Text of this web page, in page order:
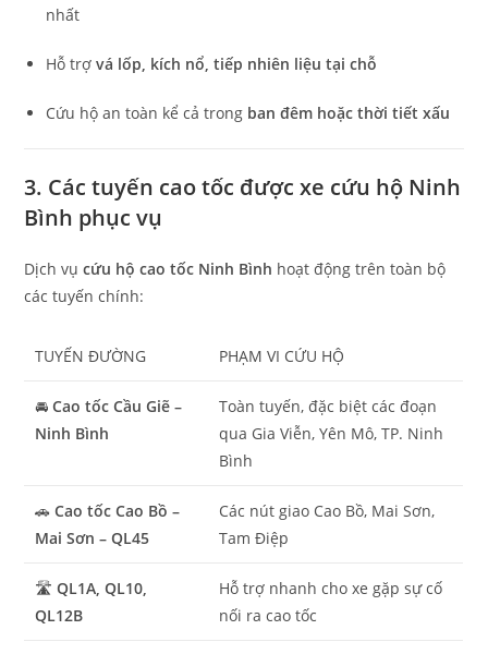
nhất
Hỗ trợvá lốp, kích nổ, tiếp nhiên liệu tại chỗ
Cứu hộ an toàn kể cả trong ban đêm hoặc thời tiết xấu
3. Các tuyến cao tốc được xe cứu hộ Ninh
Bình phục vụ
Dịch vụcứu hộ cao tốc Ninh Bình hoạt động trên toàn bộ
các tuyến chính:
TUYẾN ĐƯỜNG PHẠM VI CỨU HỘ
🚘Cao tốc Cầu Giẽ –
Ninh Bình
Toàn tuyến, đặc biệt các đoạn
qua Gia Viễn, Yên Mô, TP. Ninh
Bình
🚗Cao tốc Cao Bồ –
Mai Sơn – QL45
Các nút giao Cao Bồ, Mai Sơn,
Tam Điệp
🛣️QL1A, QL10,
QL12B
Hỗ trợ nhanh cho xe gặp sự cố
nối ra cao tốc